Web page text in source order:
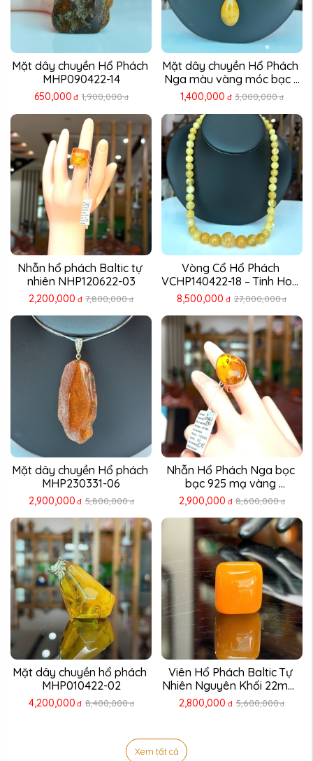
Mặt dây chuyền Hổ Phách
MHP090422-14
650,000 đ 1,900,000 đ
Mặt dây chuyền Hổ Phách
Nga màu vàng móc bạc ...
1,400,000 đ 3,000,000 đ
Nhẫn hổ phách Baltic tự
nhiên NHP120622-03
2,200,000 đ 7,800,000 đ
Vòng Cổ Hổ Phách
VCHP140422-18 – Tinh Hoa
...
8,500,000 đ 27,000,000 đ
Mặt dây chuyền Hổ phách
MHP230331-06
2,900,000 đ 5,800,000 đ
Nhẫn Hổ Phách Nga bọc
bạc 925 mạ vàng
NHP230311-12
2,900,000 đ 8,600,000 đ
Mặt dây chuyền hổ phách
MHP010422-02
4,200,000 đ 8,400,000 đ
Viên Hổ Phách Baltic Tự
Nhiên Nguyên Khối 22mm
...
2,800,000 đ 5,600,000 đ
Xem tất cả